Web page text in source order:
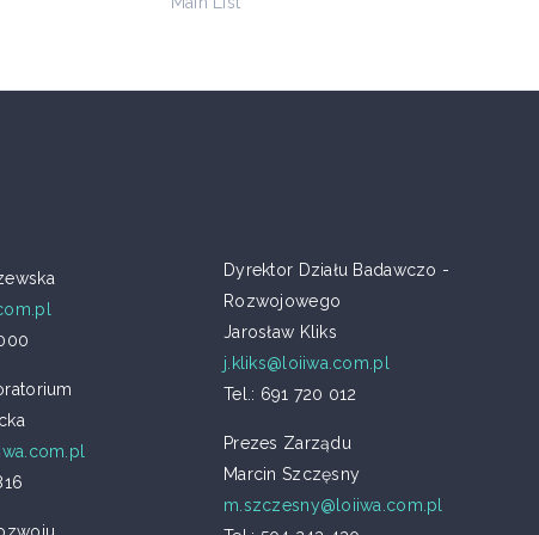
Dyrektor Działu Badawczo -
Rozwojowego
Jarosław Kliks
j.kliks@loiiwa.com.pl
Tel.: 691 720 012
Prezes Zarządu
Marcin Szczęsny
m.szczesny@loiiwa.com.pl